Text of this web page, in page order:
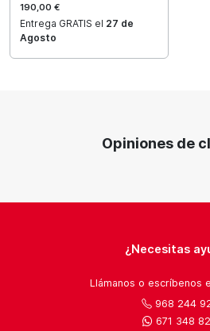
190,00 €
Entrega GRATIS el 27 de
Agosto
Opiniones de
¿Necesitas
Llámanos o escríbenos
968 244
671 348